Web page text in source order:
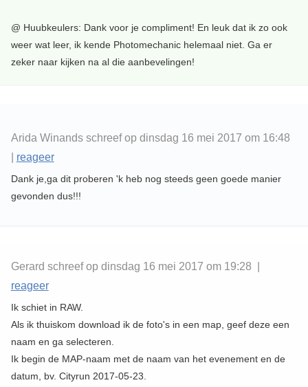
@ Huubkeulers: Dank voor je compliment! En leuk dat ik zo ook
weer wat leer, ik kende Photomechanic helemaal niet. Ga er
zeker naar kijken na al die aanbevelingen!
Arida Winands schreef op dinsdag 16 mei 2017 om 16:48
reageer
Dank je,ga dit proberen 'k heb nog steeds geen goede manier
gevonden dus!!!
Gerard schreef op dinsdag 16 mei 2017 om 19:28 |
reageer
Ik schiet in RAW.
Als ik thuiskom download ik de foto's in een map, geef deze een
naam en ga selecteren.
Ik begin de MAP-naam met de naam van het evenement en de
datum, bv. Cityrun 2017-05-23.